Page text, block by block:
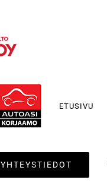
ETUSIVU
YHTEYSTIEDOT